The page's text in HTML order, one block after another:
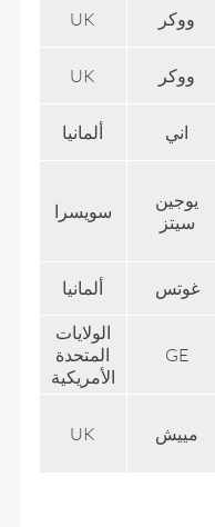
ووكر UK
ووكر UK
اني ألمانيا
يوجين
سيتز
سويسرا
غوتس ألمانيا
GE
الولايات
المتحدة
الأمريكية
مييش UK